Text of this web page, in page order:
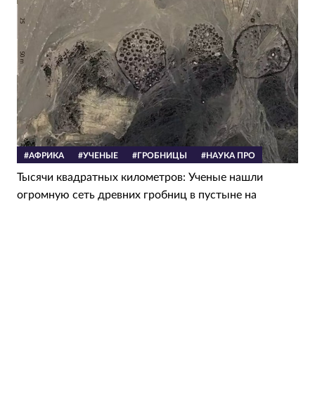
#АФРИКА #УЧЕНЫЕ #ГРОБНИЦЫ #НАУКА ПРО
Тысячи квадратных километров: Ученые нашли
огромную сеть древних гробниц в пустыне на